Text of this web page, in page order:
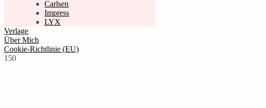
Carlsen
Impress
LYX
Verlage
Über Mich
Cookie-Richtlinie (EU)
150